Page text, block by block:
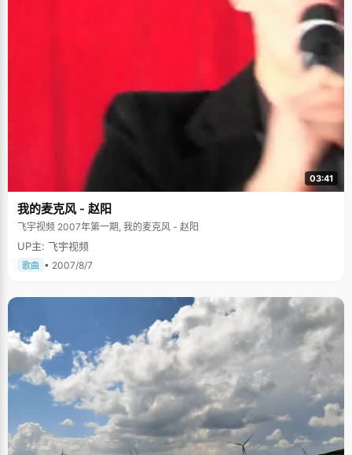
03:41
我的麦克风 - 赵阳
飞宇视频 2007年第一期, 我的麦克风 - 赵阳
UP主: 飞宇视频
歌曲 • 2007/8/7